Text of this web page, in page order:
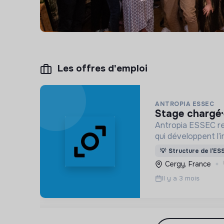
Les offres d'emploi
ANTROPIA ESSEC
stage
Antropia ESSEC
qui développent
💡 Structure de
Cergy, France
Il y a 3 mois